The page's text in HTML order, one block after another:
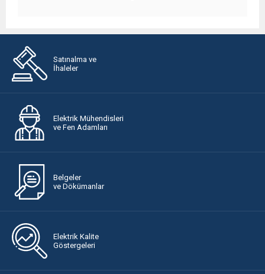
Satınalma ve
İhaleler
Elektrik Mühendisleri
ve Fen Adamları
Belgeler
ve Dökümanlar
Elektrik Kalite
Göstergeleri